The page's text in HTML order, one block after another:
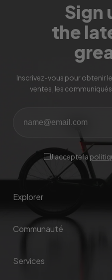
Sign
the
Inscrivez-vous pour obtenir
ventes, les
J'accepte la
Explorer
Communauté
Services